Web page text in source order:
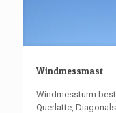
Windmessmast
Windmessturm
Querlatte,